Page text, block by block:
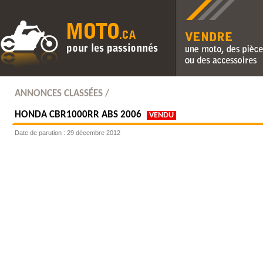
Vendre une moto, des
des accessoires
ANNONCES CLASSÉES /
HONDACBR1000RR ABS 2006 VENDU
Date de parution : 29 décembre 2012